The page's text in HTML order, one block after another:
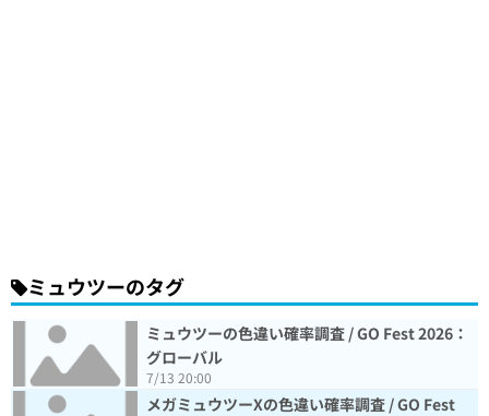
ミュウツーのタグ
ミュウツーの色違い確率調査 / GO Fest 2026：
グローバル
7/13 20:00
メガミュウツーXの色違い確率調査 / GO Fest